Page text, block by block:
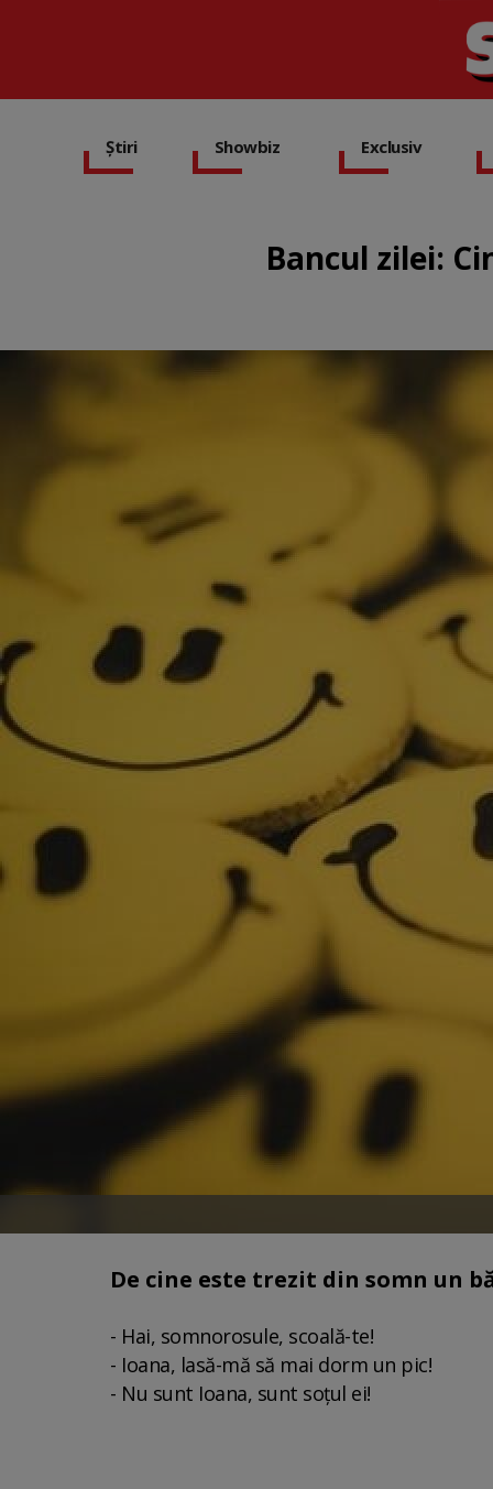
Știri Showbiz Exclusiv
Bancul zilei:
De cine este trezit din somn un
- Hai, somnorosule, scoală-te!
- Ioana, lasă-mă să mai dorm un pic!
- Nu sunt Ioana, sunt soțul ei!